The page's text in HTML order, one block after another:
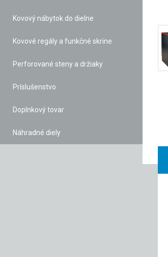
Kovový nábytok do dielne
Kovové regály a funkčné skrine
Perforované steny a držiaky
Príslušenstvo
Doplnkový tovar
Náhradné diely